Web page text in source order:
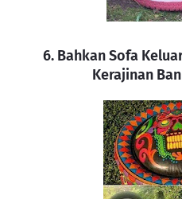
6. Bahkan Sofa
Kerajinan